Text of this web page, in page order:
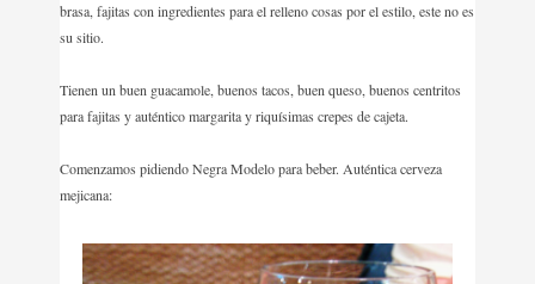
brasa, fajitas con ingredientes para el relleno cosas por el estilo, este no es
su sitio.
Tienen un buen guacamole, buenos tacos, buen queso, buenos centritos
para fajitas y auténtico margarita y riquísimas crepes de cajeta.
Comenzamos pidiendo Negra Modelo para beber. Auténtica cerveza
mejicana: